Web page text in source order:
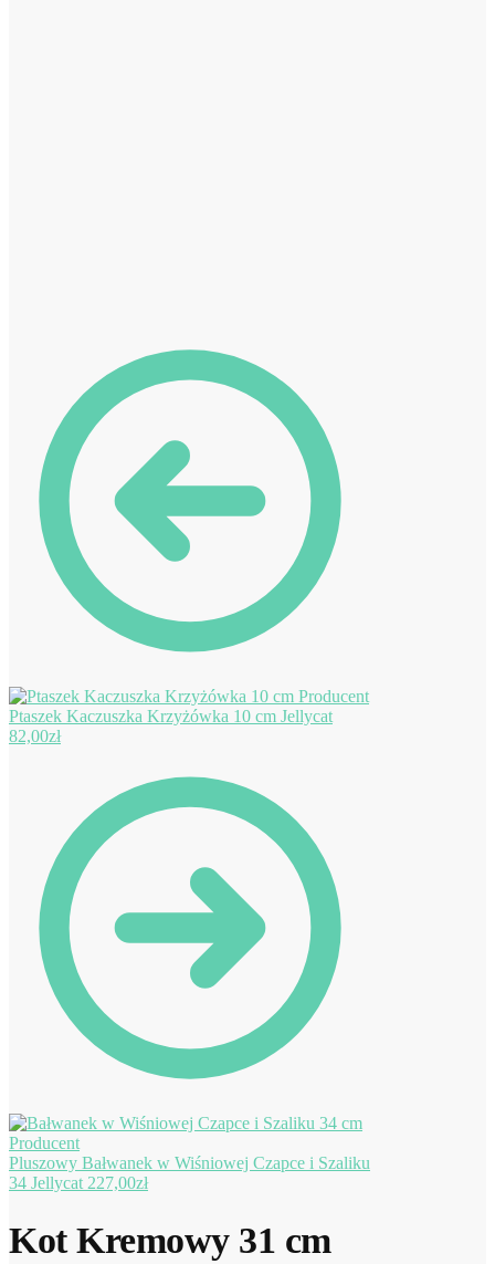
Ptaszek Kaczuszka Krzyżówka 10 cm Jellycat
82,00zł
Pluszowy Bałwanek w Wiśniowej Czapce i Szaliku
34 Jellycat 227,00zł
Kot Kremowy 31 cm